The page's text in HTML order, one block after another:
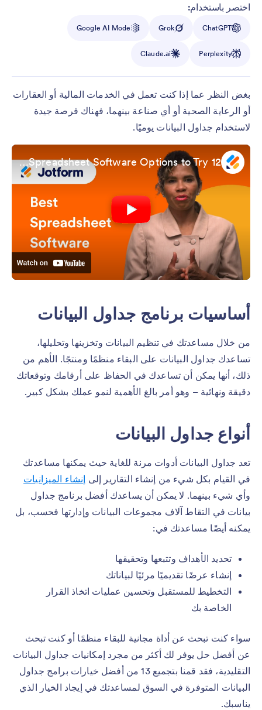
اختصر باستخدام:
ChatGPT
Grok
Google AI Mode
Perplexity
Claude.ai
بغض النظر عما إذا كنت تعمل في الخدمات المالية أو العقارات
أو الرعاية الصحية أو أي صناعة بينهما، فهناك فرصة جيدة
لاستخدام جداول البيانات يوميًا.
12 Best Spreadsheet Software Options to Try
أساسيات برنامج جداول البيانات
من خلال مساعدتك في تنظيم البيانات وتخزينها وتحليلها،
تساعدك جداول البيانات على البقاء منظمًا ومنتجًا. الأهم من
ذلك، أنها يمكن أن تساعدك في الحفاظ على أرقامك وتوقعاتك
دقيقة ونهائية – وهو أمر بالغ الأهمية لنمو عملك بشكل كبير.
أنواع جداول البيانات
تعد جداول البيانات أدوات مرنة للغاية حيث يمكنها مساعدتك
في القيام بكل شيء من إنشاء التقارير إلى إنشاء الميزانيات
وأي شيء بينهما. لا يمكن أن يساعدك أفضل برنامج جداول
بيانات في التقاط آلاف مجموعات البيانات وإدارتها فحسب، بل
يمكنه أيضًا مساعدتك في:
تحديد الأهداف وتتبعها وتحقيقها
إنشاء عرضًا تقديميًا مرئيًا لبياناتك
التخطيط للمستقبل وتحسين عمليات اتخاذ القرار
الخاصة بك
سواء كنت تبحث عن أداة مجانية للبقاء منظمًا أو كنت تبحث
عن أفضل حل يوفر لك أكثر من مجرد إمكانيات جداول البيانات
التقليدية، فقد قمنا بتجميع 13 من أفضل خيارات برامج جداول
البيانات المتوفرة في السوق لمساعدتك في إيجاد الخيار الذي
يناسبك.